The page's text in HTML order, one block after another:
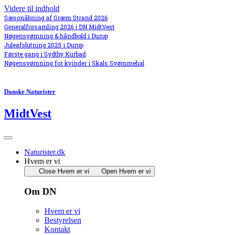
Videre til indhold
Sæsonåbning af Græm Strand 2026
Generalforsamling 2026 i DN MidtVest
Nøgensvømning & håndbold i Durup
Juleafslutning 2025 i Durup
Første gang i Sydthy Kurbad
Nøgensvømning for kvinder i Skals Svømmehal
Danske Naturister
MidtVest
Naturister.dk
Hvem er vi
Close Hvem er vi Open Hvem er vi
Om DN
Hvem er vi
Bestyrelsen
Kontakt